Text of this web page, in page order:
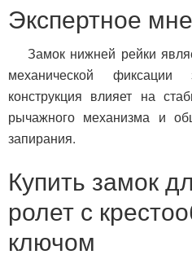
Экспертное
Замок нижней рейки
механической
конструкция влияет на
рычажного механизма и
запирания.
Купить замок
ролет с
ключом